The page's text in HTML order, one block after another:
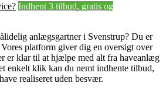
Indhent 3 tilbud, gratis og
anlægsgartner i Svenstrup? Du er
platform giver dig en oversigt over
er klar til at hjælpe med alt fra haveanlæg
enkelt klik kan du nemt indhente tilbud,
realiseret uden besvær.